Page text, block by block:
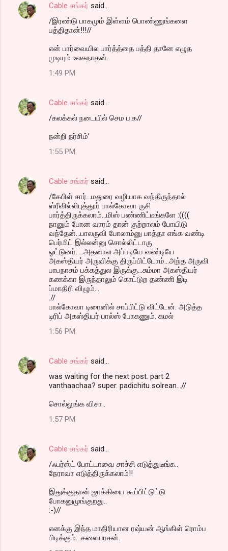
Cable சங்கர் said…
/இரண்டு பாகமும் இள்ளம் பொண்ணுங்களை
பத்திதான்!!!//
என் பார்வையில பார்த்த்தை பத்தி தானே எழுத
முடியும் உலகநாதன்.
1:49 PM
Cable சங்கர் said…
/கலக்கல் நடையில் செம ப.க//
நன்றி நர்சிம்’
1:55 PM
Cable சங்கர் said…
/கேபிள் சார்...மதுரை வழியாக வந்திருந்தால்
ஸ்ரீவில்லிபுத்தூர் பால்கோவா ருசி
பார்த்திருக்கலாம்...மிஸ் பண்ணிட்டீங்களே :((((
நானும் போன வாரம் தான் குற்றாலம் போயிடு
வந்தேன்...பாலருவி போலாம்னு பாத்தா எங்க வண்டி
பெர்மிட் இல்லன்னு சொல்லிட்டாரு
ஓட்டுனர்.....அதனால அப்படியே வண்டியே
அகஸ்தியர் அருவிக்கு திருப்பிட்டோம்...அந்த அருவி
பாபநாசம் பக்கத்துல இருக்கு...சும்மா அகஸ்தியர்
கணக்கா இருந்தாலும் கொட்டுற தண்ணி இடி
ப்மாதிரி விழும்...
.//
பால்கோவா டிரைனில் சாப்பிட்டு விட்டேன். அடுத்த
டிரிப் அகஸ்தியர் பால்ஸ் போகணும். கமல்
1:56 PM
Cable சங்கர் said…
was waiting for the next post. part 2
vanthaachaa? super. padichitu solrean...//
சொல்லுங்க விசா..
1:57 PM
Cable சங்கர் said…
/ஃபர்ஸ்ட் போட்டாவை சாச்சி எடுத்துடீங்க..
நேராவா எடுத்திருக்கலாம்!!
இதுக்குதான் ஜாக்கியை கூப்பிட்டுட்டு
போகனுமுங்குறது..
:-)//
எனக்கு இந்த மாதிரியான ரஷ்யன் ஆங்கிள் ரொம்ப
பிடிக்கும்.. கலையரசன்.